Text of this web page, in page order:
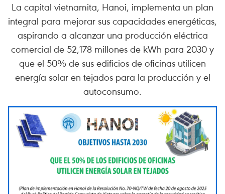
La capital vietnamita, Hanoi, implementa un plan
integral para mejorar sus capacidades energéticas,
aspirando a alcanzar una producción eléctrica
comercial de 52,178 millones de kWh para 2030 y
que el 50% de sus edificios de oficinas utilicen
energía solar en tejados para la producción y el
autoconsumo.